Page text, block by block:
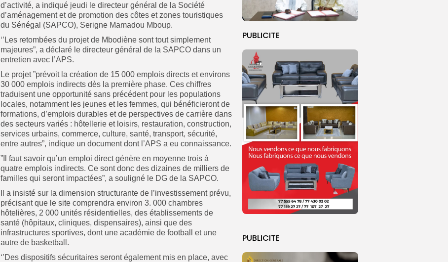
PUBLICITE
PUBLICITE
d’activité, a indiqué jeudi le directeur général de la Société
d’aménagement et de promotion des côtes et zones touristiques
du Sénégal (SAPCO), Serigne Mamadou Mboup.
‘’Les retombées du projet de Mbodiène sont tout simplement
majeures”, a déclaré le directeur général de la SAPCO dans un
entretien avec l’APS.
Le projet ”prévoit la création de 15 000 emplois directs et environs
30 000 emplois indirects dès la première phase. Ces chiffres
traduisent une opportunité sans précédent pour les populations
locales, notamment les jeunes et les femmes, qui bénéficieront de
formations, d’emplois durables et de perspectives de carrière dans
des secteurs variés : hôtellerie et loisirs, restauration, construction,
services urbains, commerce, culture, santé, transport, sécurité,
entre autres”, indique un document dont l’APS a eu connaissance.
”Il faut savoir qu’un emploi direct génère en moyenne trois à
quatre emplois indirects. Ce sont donc des dizaines de milliers de
familles qui seront impactées”, a souligné le DG de la SAPCO.
Il a insisté sur la dimension structurante de l’investissement prévu,
précisant que le site comprendra environ 3. 000 chambres
hôtelières, 2 000 unités résidentielles, des établissements de
santé (hôpitaux, cliniques, dispensaires), ainsi que des
infrastructures sportives, dont une académie de football et une
autre de basketball.
‘’Des dispositifs sécuritaires seront également mis en place, avec